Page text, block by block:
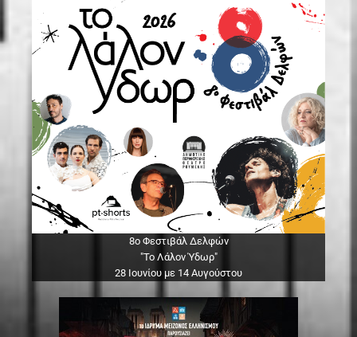
8ο Φεστιβάλ Δελφών
"Το Λάλον Ύδωρ"
28 Ιουνίου με 14 Αυγούστου